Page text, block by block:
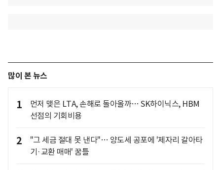
많이 본 뉴스
1
먼저 맺은 LTA, 손해로 돌아올까… SK하이닉스, HBM
선점의 기회비용
2
"그 세금 절대 못 낸다"… 양도세 공포에 '제자리 갈아타
기·교환 매매' 꿈틀